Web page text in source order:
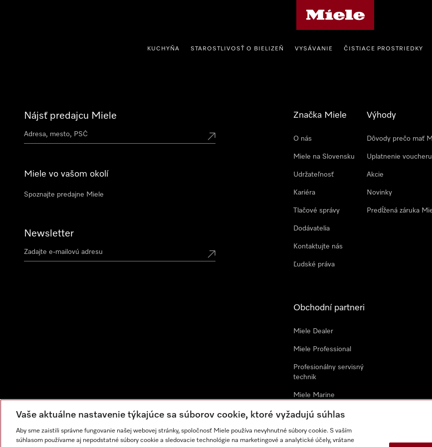
KUCHYŇA STAROSTLIVOSŤ O BIELIZEŇ VYSÁVANIE ČISTIACE PROSTRIEDKY
Nájsť predajcu Miele
Miele vo vašom okolí
Spoznajte predajne Miele
Newsletter
Značka Miele
O nás
Miele na Slovensku
Udržateľnosť
Kariéra
Tlačové správy
Dodávatelia
Kontaktujte nás
Ľudské práva
Výhody
Dôvody prečo mať
Uplatnenie voucheru
Akcie
Novinky
Predĺžená záruka
Obchodní partneri
Miele Dealer
Miele Professional
Profesionálny servisný
technik
Miele Marine
Architekti & Dizajnéri
Všeobecné obchodné
podmienky
Vaše aktuálne nastavenie týkajúce sa súborov cookie, ktoré vyžadujú súhlas
Aby sme zaistili správne fungovanie našej webovej stránky, spoločnosť Miele používa nevyhnutné súbory cookie. S vaším
súhlasom používame aj nepodstatné súbory cookie a sledovacie technológie na marketingové a analytické účely, vrátane